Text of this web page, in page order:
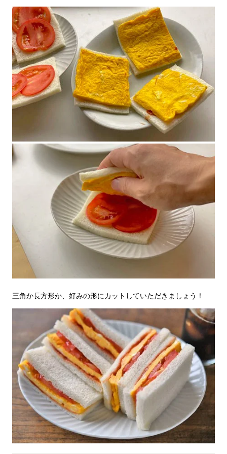
三角か長方形か、好みの形にカットしていただきましょう！